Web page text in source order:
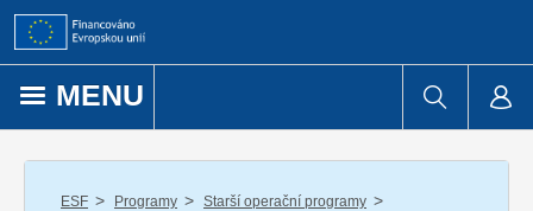
Přejít k obsahu
MENU
ESF / Programy / Starší operační programy /